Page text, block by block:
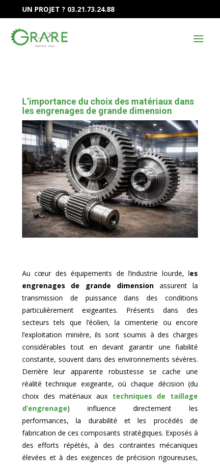
UN PROJET ? 03.21.73.24.88
L’importance du choix des matériaux dans
les engrenages de grande dimension
Au cœur des équipements de l’industrie lourde, les
engrenages de grande dimensionassurent la
transmission de puissance dans des conditions
particulièrement exigeantes. Présents dans des
secteurs tels que l’éolien, la cimenterie ou encore
l’exploitation minière, ils sont soumis à des charges
considérables tout en devant garantir une fiabilité
constante, souvent dans des environnements sévères.
Derrière leur apparente robustesse se cache une
réalité technique exigeante, où chaque décision (du
choix des matériaux aux techniques de taillage
d’engrenage) influence directement les
performances, la durabilité et les procédés de
fabrication de ces composants stratégiques. Exposés à
des efforts répétés, à des contraintes mécaniques
élevées et à des exigences de précision rigoureuses,